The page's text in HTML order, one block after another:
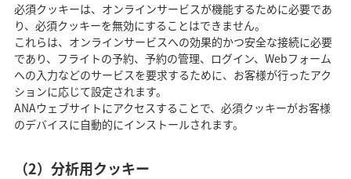
必須クッキーは、オンラインサービスが機能するために必要であ
り、必須クッキーを無効にすることはできません。
これらは、オンラインサービスへの効果的かつ安全な接続に必要
であり、フライトの予約、予約の管理、ログイン、Webフォーム
への入力などのサービスを要求するために、お客様が行ったアク
ションに応じて設定されます。
ANAウェブサイトにアクセスすることで、必須クッキーがお客様
のデバイスに自動的にインストールされます。
（2）分析用クッキー